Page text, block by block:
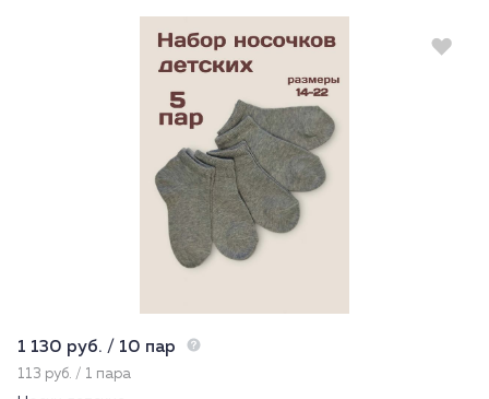
1 130 руб. / 10 пар
113 руб. / 1 пара